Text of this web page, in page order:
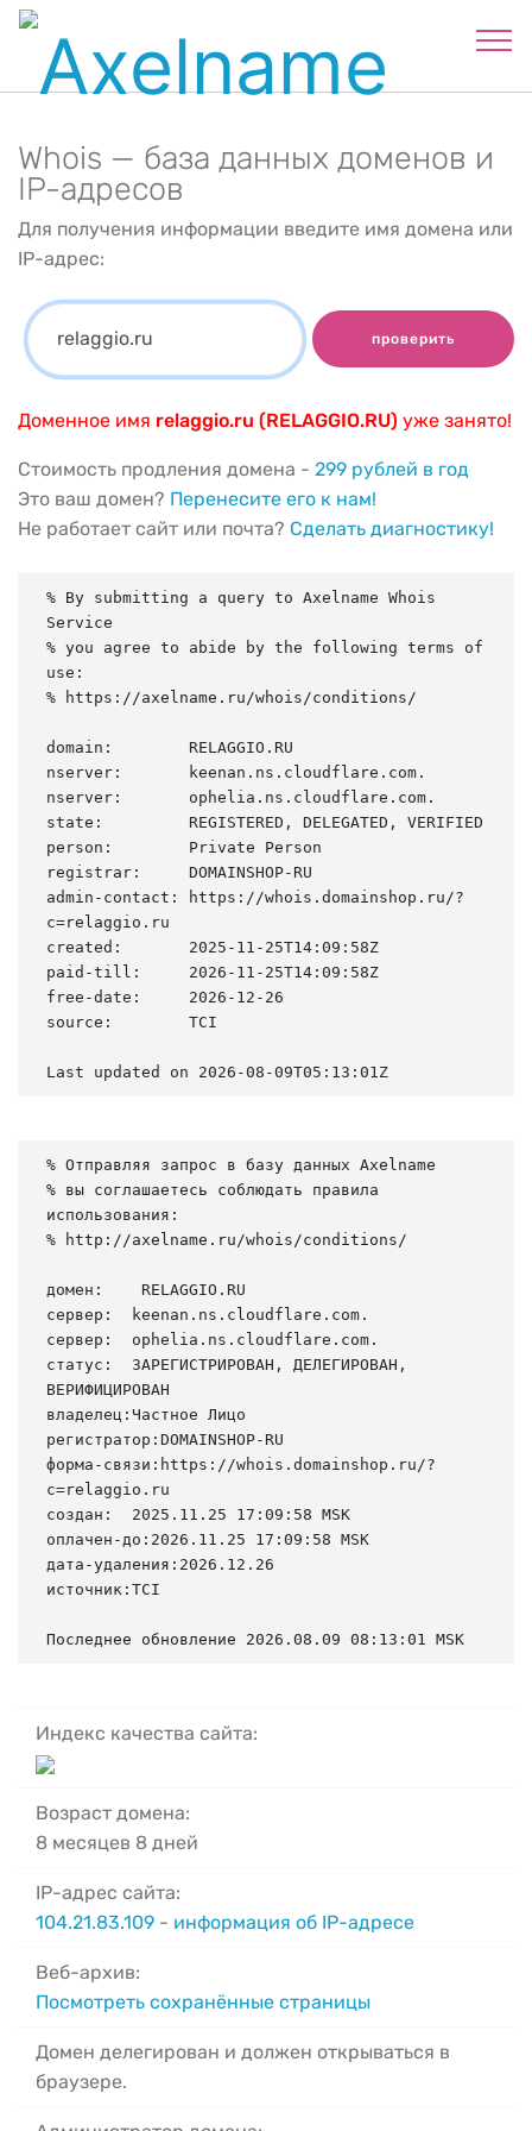
Whois — база данных доменов и
IP-адресов
Для получения информации введите имя домена или
IP-адрес:
проверить
Доменное имя relaggio.ru (RELAGGIO.RU) уже занято!
Стоимость продления домена - 299 рублей в год
Это ваш домен? Перенесите его к нам!
Не работает сайт или почта? Сделать диагностику!
% By submitting a query to Axelname Whois
Service
% you agree to abide by the following terms of
use:
% https://axelname.ru/whois/conditions/
domain:        RELAGGIO.RU
nserver:       keenan.ns.cloudflare.com.
nserver:       ophelia.ns.cloudflare.com.
state:         REGISTERED, DELEGATED, VERIFIED
person:        Private Person
registrar:     DOMAINSHOP-RU
admin-contact: https://whois.domainshop.ru/?
c=relaggio.ru
created:       2025-11-25T14:09:58Z
paid-till:     2026-11-25T14:09:58Z
free-date:     2026-12-26
source:        TCI
Last updated on 2026-08-09T05:13:01Z
% Отправляя запрос в базу данных Axelname
% вы соглашаетесь соблюдать правила
использования:
% http://axelname.ru/whois/conditions/
домен:    RELAGGIO.RU
сервер:  keenan.ns.cloudflare.com.
сервер:  ophelia.ns.cloudflare.com.
статус:  ЗАРЕГИСТРИРОВАН, ДЕЛЕГИРОВАН,
ВЕРИФИЦИРОВАН
владелец:Частное Лицо
регистратор:DOMAINSHOP-RU
форма-связи:https://whois.domainshop.ru/?
c=relaggio.ru
создан:  2025.11.25 17:09:58 MSK
оплачен-до:2026.11.25 17:09:58 MSK
дата-удаления:2026.12.26
источник:TCI
Последнее обновление 2026.08.09 08:13:01 MSK
Индекс качества сайта:
Возраст домена:
8 месяцев 8 дней
IP-адрес сайта:
104.21.83.109 - информация об IP-адресе
Веб-архив:
Посмотреть сохранённые страницы
Домен делегирован и должен открываться в
браузере.